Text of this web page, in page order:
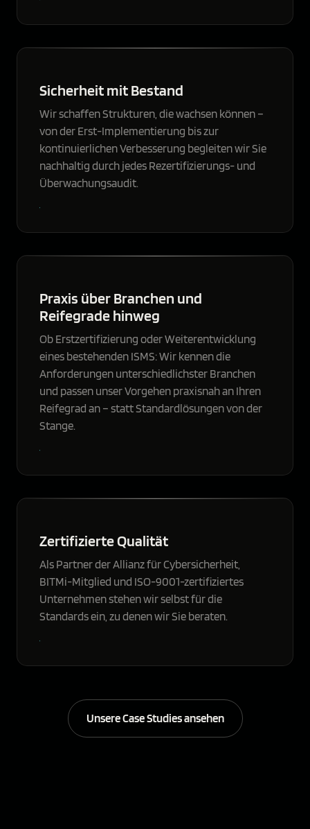
Sicherheit mit Bestand
Wir schaffen Strukturen, die wachsen können –
von der Erst-Implementierung bis zur
kontinuierlichen Verbesserung begleiten wir Sie
nachhaltig durch jedes Rezertifizierungs- und
Überwachungsaudit.
Praxis über Branchen und
Reifegrade hinweg
Ob Erstzertifizierung oder Weiterentwicklung
eines bestehenden ISMS: Wir kennen die
Anforderungen unterschiedlichster Branchen
und passen unser Vorgehen praxisnah an Ihren
Reifegrad an – statt Standardlösungen von der
Stange.
Zertifizierte Qualität
Als Partner der Allianz für Cybersicherheit,
BITMi-Mitglied und ISO-9001-zertifiziertes
Unternehmen stehen wir selbst für die
Standards ein, zu denen wir Sie beraten.
Unsere Case Studies ansehen